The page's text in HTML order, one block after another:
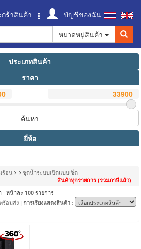
กร้าสินค้า
บัญชีของฉัน
หมวดหมู่สินค้า
ประเภทสินค้า
ราคา
-
ค้นหา
ยี่ห้อ
ร้อน ชุดน้ำระบบเปิดแบบเซ็ต
สินค้าทุกรายการ (รวมภาษีแล้ว)
| หน้าละ 100 รายการ
ร้อมส่ง | การเรียงแสดงสินค้า :